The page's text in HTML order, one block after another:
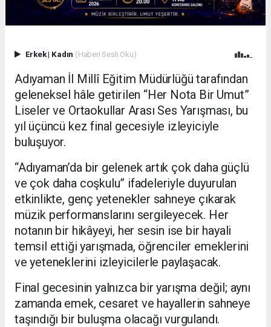
Erkek| Kadın (Haberi Sesli Oku)
Adıyaman İl Millî Eğitim Müdürlüğü tarafından
geleneksel hâle getirilen “Her Nota Bir Umut”
Liseler ve Ortaokullar Arası Ses Yarışması, bu
yıl üçüncü kez final gecesiyle izleyiciyle
buluşuyor.
“Adıyaman’da bir gelenek artık çok daha güçlü
ve çok daha coşkulu” ifadeleriyle duyurulan
etkinlikte, genç yetenekler sahneye çıkarak
müzik performanslarını sergileyecek. Her
notanın bir hikâyeyi, her sesin ise bir hayali
temsil ettiği yarışmada, öğrenciler emeklerini
ve yeteneklerini izleyicilerle paylaşacak.
Final gecesinin yalnızca bir yarışma değil; aynı
zamanda emek, cesaret ve hayallerin sahneye
taşındığı bir buluşma olacağı vurgulandı.